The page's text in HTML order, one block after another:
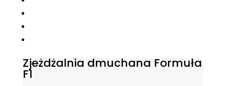
Zjeżdżalnia dmuchana Formuła
F1